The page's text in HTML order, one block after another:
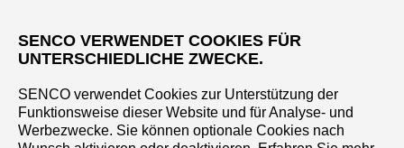
SENCO VERWENDET COOKIES FÜR
UNTERSCHIEDLICHE ZWECKE.
SENCO verwendet Cookies zur Unterstützung der
Funktionsweise dieser Website und für Analyse- und
Werbezwecke. Sie können optionale Cookies nach